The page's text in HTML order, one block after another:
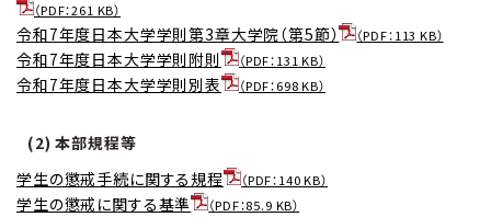
（PDF：261 KB）
令和7年度日本大学学則第3章大学院（第5節） （PDF：113 KB）
令和7年度日本大学学則附則 （PDF：131 KB）
令和7年度日本大学学則別表 （PDF：698 KB）
(2) 本部規程等
学生の懲戒手続に関する規程
（PDF：140 KB）
学生の懲戒に関する基準 （PDF：85.9 KB）